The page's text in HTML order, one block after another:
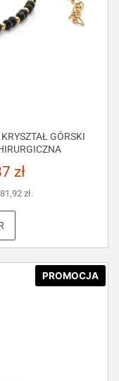
GÓRSKI
zł
81,92 zł.
PROMOCJA